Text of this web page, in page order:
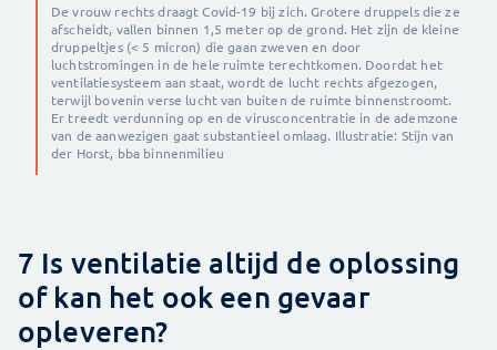
De vrouw rechts draagt Covid-19 bij zich. Grotere druppels die ze
afscheidt, vallen binnen 1,5 meter op de grond. Het zijn de kleine
druppeltjes (< 5 micron) die gaan zweven en door
luchtstromingen in de hele ruimte terechtkomen. Doordat het
ventilatiesysteem aan staat, wordt de lucht rechts afgezogen,
terwijl bovenin verse lucht van buiten de ruimte binnenstroomt.
Er treedt verdunning op en de virusconcentratie in de ademzone
van de aanwezigen gaat substantieel omlaag. Illustratie: Stijn van
der Horst, bba binnenmilieu
7 Is ventilatie altijd de oplossing
of kan het ook een gevaar
opleveren?